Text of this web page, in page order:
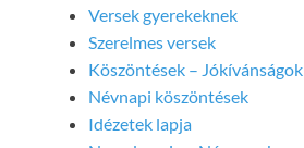
Versek gyerekeknek
Szerelmes versek
Köszöntések – Jókívánságok
Névnapi köszöntések
Idézetek lapja